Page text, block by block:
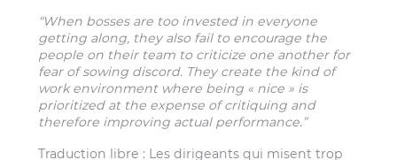
“When bosses are too invested in everyone
getting along, they also fail to encourage the
people on their team to criticize one another for
fear of sowing discord. They create the kind of
work environment where being « nice » is
prioritized at the expense of critiquing and
therefore improving actual performance.”
Traduction libre : Les dirigeants qui misent trop